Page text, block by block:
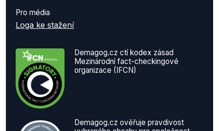
Pro média
Loga ke stažení
Demagog.cz ctí kodex zásad
Mezinárodní fact-checkingové
organizace (IFCN)
Demagog.cz ověřuje pravdivost